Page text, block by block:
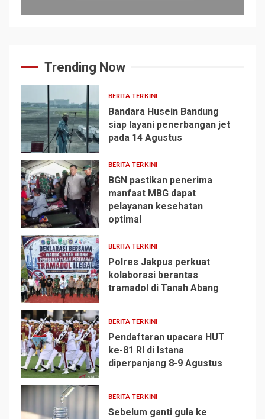
Trending Now
1
BERITA TERKINI
Bandara Husein Bandung
siap layani penerbangan jet
pada 14 Agustus
2
BERITA TERKINI
BGN pastikan penerima
manfaat MBG dapat
pelayanan kesehatan
optimal
3
BERITA TERKINI
Polres Jakpus perkuat
kolaborasi berantas
tramadol di Tanah Abang
4
BERITA TERKINI
Pendaftaran upacara HUT
ke-81 RI di Istana
diperpanjang 8-9 Agustus
BERITA TERKINI
Sebelum ganti gula ke